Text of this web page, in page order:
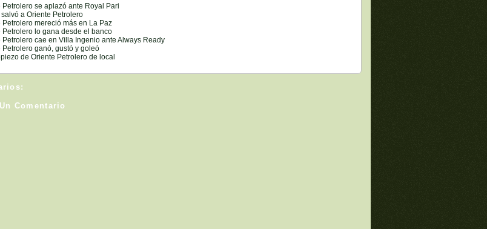
Petrolero se aplazó ante Royal Pari
salvó a Oriente Petrolero
Petrolero mereció más en La Paz
Petrolero lo gana desde el banco
Petrolero cae en Villa Ingenio ante Always Ready
Petrolero ganó, gustó y goleó
de Oriente Petrolero de local
Comentario